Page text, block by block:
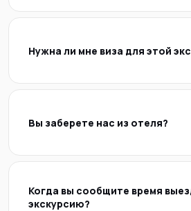
Нужна ли мне виза для этой
Вы заберете нас из отеля?
Когда вы сообщите время
экскурсию?